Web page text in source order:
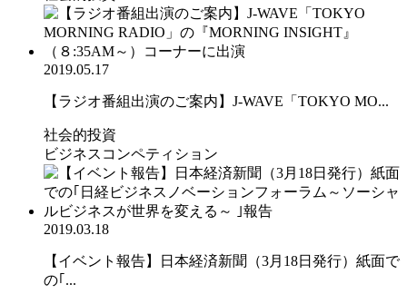
2019.05.17
【ラジオ番組出演のご案内】J-WAVE「TOKYO MO...
社会的投資
ビジネスコンペティション
2019.03.18
【イベント報告】日本経済新聞（3月18日発行）紙面で
の｢...